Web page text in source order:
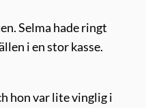
Selma hade ringt
i en stor kasse.
hon var lite vinglig i